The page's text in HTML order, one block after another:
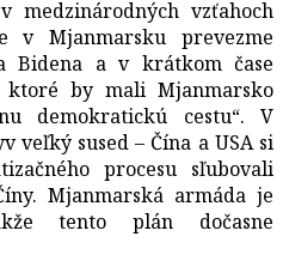
medzinárodných vzťahoch
v Mjanmarsku prevezme
Bidena a v krátkom čase
by mali Mjanmarsko
demokratickú cestu“. V
veľký sused – Čína a USA si
procesu sľubovali
Mjanmarská armáda je
tento plán dočasne